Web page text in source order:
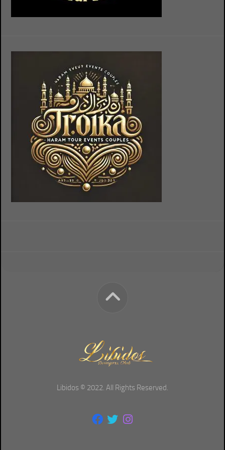
Libidos © 2022. All Rights Reserved.